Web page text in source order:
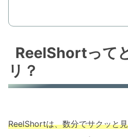
ReelShortって
リ？
ReelShortは、数分でサクッと